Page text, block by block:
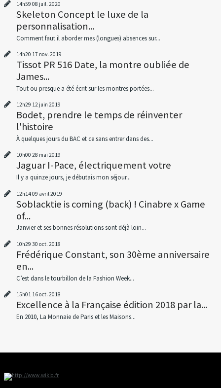
14h59 08 juil. 2020
Skeleton Concept le luxe de la
personnalisation...
Comment faut il aborder mes (longues) absences sur...
14h20 17 nov. 2019
Tissot PR 516 Date, la montre oubliée de
James...
Tout ou presque a été écrit sur les montres portées...
12h29 12 juin 2019
Bodet, prendre le temps de réinventer
l'histoire
À quelques jours du BAC et ce sans entrer dans des...
10h00 28 mai 2019
Jaguar I-Pace, électriquement votre
Il y a quinze jours, je débutais mon séjour...
12h1409 avril 2019
Soblacktie is coming (back) ! Cinabre x Game
of...
Janvier et ses bonnes résolutions sont déjà loin...
10h29 30 oct. 2018
Frédérique Constant, son 30ème anniversaire
en...
C’est dans le tourbillon de la Fashion Week...
15h01 16oct. 2018
Excellence à la Française édition 2018 par la...
En 2010, La Monnaie de Paris et les Maisons...